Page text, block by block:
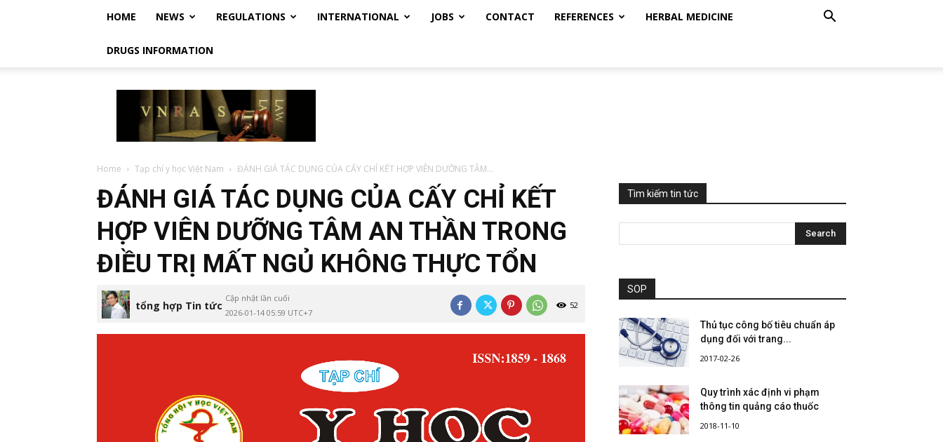
HOME NEWS REGULATIONS INTERNATIONAL JOBS CONTACT REFERENCES HERBAL MEDICINE
DRUGS INFORMATION
Vietnam
Regulatory
Affairs
Society
Luật
Việt
Nam
Home Tạp chí y học Việt Nam ĐÁNH GIÁ TÁC DỤNG CỦA CẤY CHỈ KẾT HỢP VIÊN DƯỠNG TÂM...
ĐÁNH GIÁ TÁC DỤNG CỦA CẤY CHỈ KẾT
HỢP VIÊN DƯỠNG TÂM AN THẦN TRONG
ĐIỀU TRỊ MẤT NGỦ KHÔNG THỰC TỔN
tổng hợp Tin tức
Cập nhật lần cuối
2026-01-14 05:59 UTC+7
52
Tìm kiếm tin tức
SOP
Thủ tục công bố tiêu chuẩn áp
dụng đối với trang...
2017-02-26
Quy trình xác định vi phạm
thông tin quảng cáo thuốc
2018-11-10